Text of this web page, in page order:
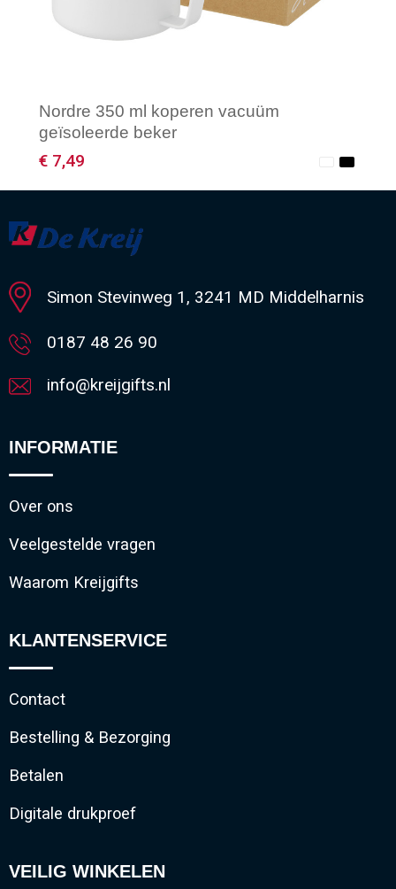
Nordre 350 ml koperen vacuüm
geïsoleerde beker
€ 7,49
Minimale afname: 1
Simon Stevinweg 1, 3241 MD Middelharnis
0187 48 26 90
info@kreijgifts.nl
INFORMATIE
Over ons
Veelgestelde vragen
Waarom Kreijgifts
KLANTENSERVICE
Contact
Bestelling & Bezorging
Betalen
Digitale drukproef
VEILIG WINKELEN